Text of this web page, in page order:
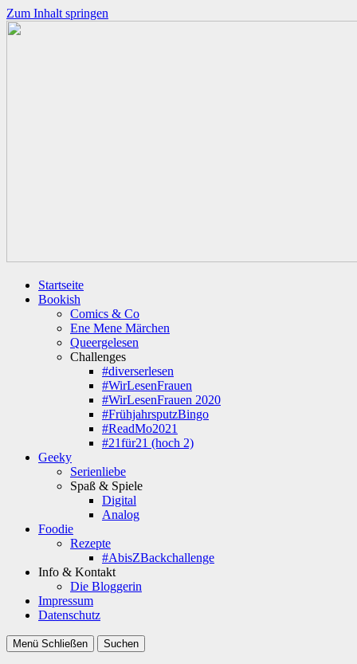
Zum Inhalt springen
Startseite
Bookish
Comics & Co
Ene Mene Märchen
Queergelesen
Challenges
#diverserlesen
#WirLesenFrauen
#WirLesenFrauen 2020
#FrühjahrsputzBingo
#ReadMo2021
#21für21 (hoch 2)
Geeky
Serienliebe
Spaß & Spiele
Digital
Analog
Foodie
Rezepte
#AbisZBackchallenge
Info & Kontakt
Die Bloggerin
Impressum
Datenschutz
Menü Schließen Suchen